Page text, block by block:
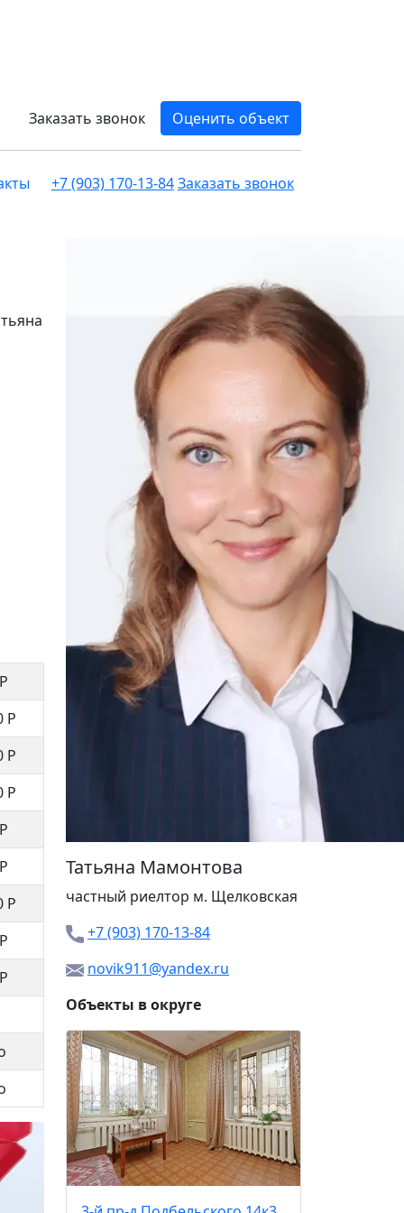
Заказать звонок
Оценить объект
+7 (903) 170-13-84Заказать звонок
Р
Р
Р
Р
Татьяна Мамонтова
частный риелтор м. Щелковская
+7 (903) 170-13-84
novik911@yandex.ru
Объекты в округе